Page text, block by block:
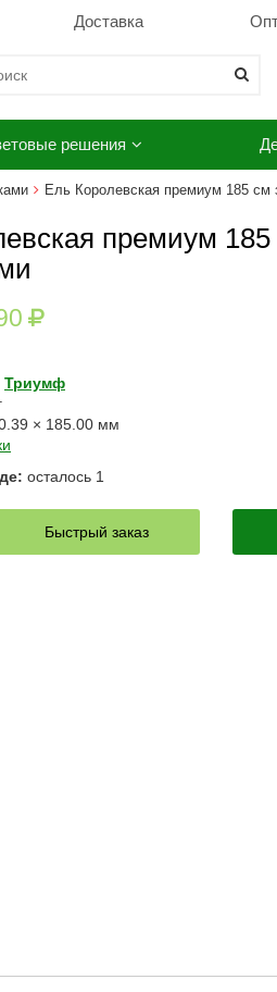
Доставка
решения
Ель Королевская премиум 185 см
премиум
Триумф
× 185.00 мм
осталось 1
Быстрый заказ